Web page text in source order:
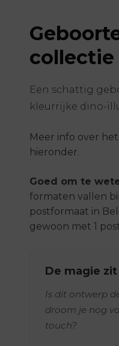
collectie
Een schattig
kleurrijke dino-
Meer info over
hieronder.
Goed om te
formaten vallen
postformaat in
gewoon met 1
De magie
Is dit ontwerp
droom je nog
touch?